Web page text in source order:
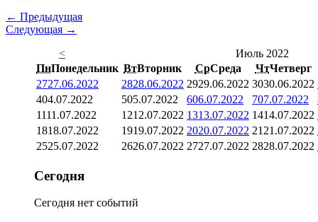
← Предыдущая
Следующая →
<
Июль 2022
ПнПонедельник ВтВторник СрСреда ЧтЧетверг
2727.06.2022 2828.06.2022 2929.06.2022 3030.06.2022
404.07.2022 505.07.2022 606.07.2022 707.07.2022
1111.07.2022 1212.07.2022 1313.07.2022 1414.07.2022
1818.07.2022 1919.07.2022 2020.07.2022 21 21.07.2022
2525.07.2022 2626.07.2022 2727.07.2022 2828.07.2022
Сегодня
Сегодня нет событий